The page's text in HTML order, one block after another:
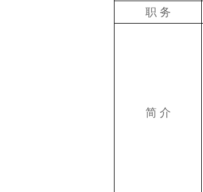
职 务
简 介